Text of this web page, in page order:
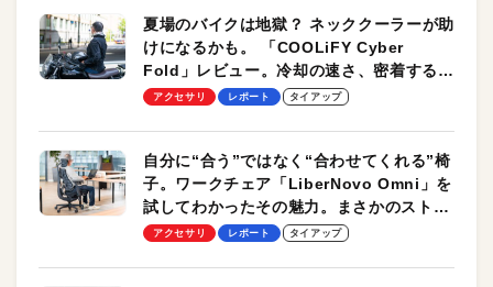
夏場のバイクは地獄？ ネッククーラーが助
けになるかも。 「COOLiFY Cyber
Fold」レビュー。冷却の速さ、密着する冷
却プレート、シンプルな操作性がグッド！
アクセサリ レポート タイアップ
自分に“合う”ではなく“合わせてくれる”椅
子。ワークチェア「LiberNovo Omni」を
試してわかったその魅力。まさかのストレ
ッチ機能も搭載
アクセサリ レポート タイアップ